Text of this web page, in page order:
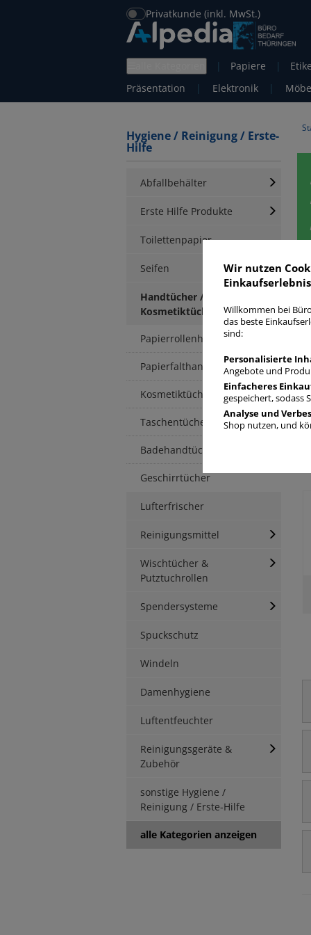
Privatkunde (inkl. MwSt.)
| Papiere |
Präsentation
| Elektronik |
Hygiene / Reinigung / Erste-
Hilfe
Abfallbehälter
Erste Hilfe Produkte
Toilettenpapier
Seifen
Handtücher /
Kosmetiktücher
Papierrollenhandtücher
Papierfalthandtücher
Kosmetiktücher
Taschentücher
Badehandtücher
Geschirrtücher
Lufterfrischer
Reinigungsmittel
Wischtücher &
Putztuchrollen
Spendersysteme
Spuckschutz
Windeln
Damenhygiene
Luftentfeuchter
Reinigungsgeräte &
Zubehör
sonstige Hygiene /
Reinigung / Erste-Hilfe
alle Kategorien anzeigen
Wir nutzen
Willkommen bei
das beste
sind:
Personalisierte
Angebote und
Einfacheres
gespeichert, sodass
Analyse und
Shop nutzen, und